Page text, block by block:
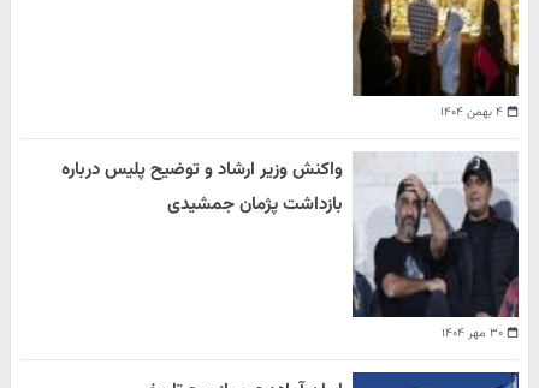
۴ بهمن ۱۴۰۴
۳۰ مهر ۱۴۰۴
واکنش وزیر ارشاد و توضیح پلیس درباره
بازداشت پژمان جمشیدی